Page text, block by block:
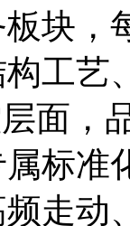
块，
工艺
面，
标准
走动